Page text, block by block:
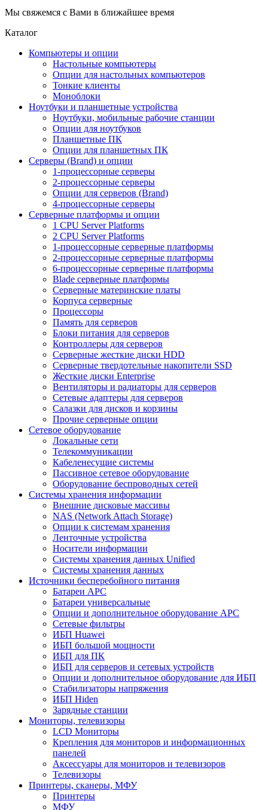
Мы свяжемся с Вами в ближайшее время
Каталог
Компьютеры и опции
Настольные компьютеры
Опции для настольных компьютеров
Тонкие клиенты
Моноблоки
Ноутбуки и планшетные устройства
Ноутбуки, мобильные рабочие станции
Опции для ноутбуков
Планшетные ПК
Опции для планшетных ПК
Серверы (Brand) и опции
1-процессорные серверы
2-процессорные серверы
Опции для серверов (Brand)
4-процессорные серверы
Серверные платформы и опции
1 CPU Server Platforms
2 CPU Server Platforms
1-процессорные серверные платформы
2-процессорные серверные платформы
6-процессорные серверные платформы
Blade серверные платформы
Серверные материнские платы
Корпуса серверные
Процессоры
Память для серверов
Блоки питания для серверов
Контроллеры для серверов
Серверные жесткие диски HDD
Серверные твердотельные накопители SSD
Жесткие диски Enterprise
Вентиляторы и радиаторы для серверов
Сетевые адаптеры для серверов
Салазки для дисков и корзины
Прочие серверные опции
Сетевое оборудование
Локальные сети
Телекоммуникации
Кабеленесущие системы
Пассивное сетевое оборудование
Оборудование беспроводных сетей
Системы хранения информации
Внешние дисковые массивы
NAS (Network Attach Storage)
Опции к системам хранения
Ленточные устройства
Носители информации
Системы хранения данных Unified
Системы хранения данных
Источники бесперебойного питания
Батареи APC
Батареи универсальные
Опции и дополнительное оборудование АРС
Сетевые фильтры
ИБП Huawei
ИБП большой мощности
ИБП для ПК
ИБП для серверов и сетевых устройств
Опции и дополнительное оборудование для ИБП
Стабилизаторы напряжения
ИБП Hiden
Зарядные станции
Мониторы, телевизоры
LCD Мониторы
Крепления для мониторов и информационных
панелей
Аксессуары для мониторов и телевизоров
Телевизоры
Принтеры, сканеры, МФУ
Принтеры
МФУ